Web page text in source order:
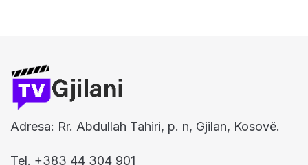
Adresa: Rr. Abdullah Tahiri, p. n, Gjilan, Kosovë.
Tel. +383 44 304 901